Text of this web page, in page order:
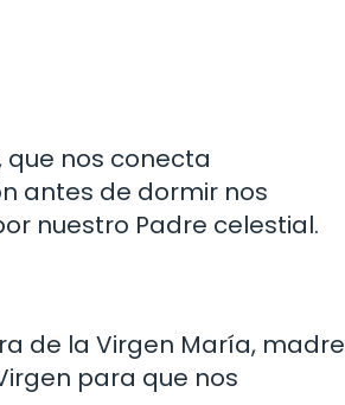
que nos conecta
antes de dormir nos
nuestro Padre celestial.
de la Virgen María, madre
para que nos